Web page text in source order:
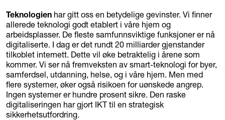
Teknologien har gitt oss en betydelige gevinster. Vi finner
allerede teknologi godt etablert i våre hjem og
arbeidsplasser. De fleste samfunnsviktige funksjoner er nå
digitaliserte. I dag er det rundt 20 milliarder gjenstander
tilkoblet internett. Dette vil øke betraktelig i årene som
kommer. Vi ser nå fremveksten av smart-teknologi for byer,
samferdsel, utdanning, helse, og i våre hjem. Men med
flere systemer, øker også risikoen for uønskede angrep.
Ingen systemer er hundre prosent sikre. Den raske
digitaliseringen har gjort IKT til en strategisk
sikkerhetsutfordring.